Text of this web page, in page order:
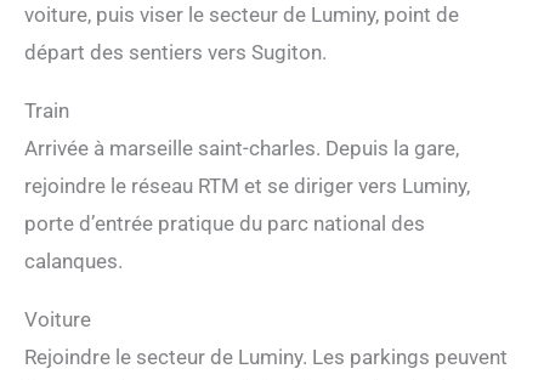
voiture, puis viser le secteur de Luminy, point de
départ des sentiers vers Sugiton.
Train
Arrivée à marseille saint-charles. Depuis la gare,
rejoindre le réseau RTM et se diriger vers Luminy,
porte d’entrée pratique du parc national des
calanques.
Voiture
Rejoindre le secteur de Luminy. Les parkings peuvent